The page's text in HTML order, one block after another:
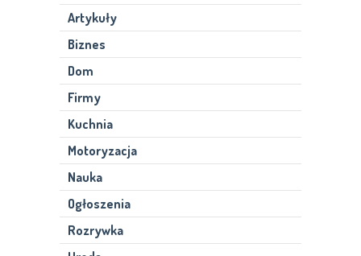
Artykuły
Biznes
Dom
Firmy
Kuchnia
Motoryzacja
Nauka
Ogłoszenia
Rozrywka